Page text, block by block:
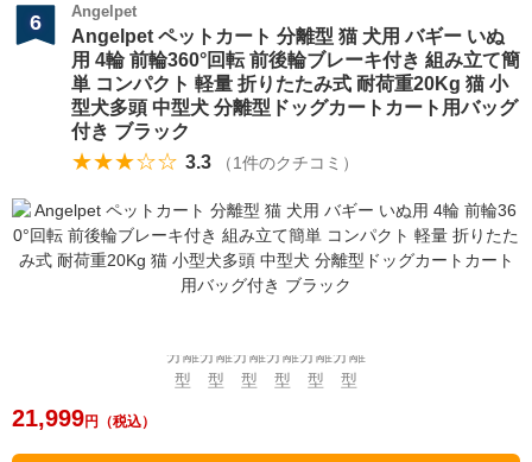
6 Angelpet
Angelpet ペットカート 分離型 猫 犬用 バギー いぬ
用 4輪 前輪360°回転 前後輪ブレーキ付き 組み立て簡
単 コンパクト 軽量 折りたたみ式 耐荷重20Kg 猫 小
型犬多頭 中型犬 分離型ドッグカートカート用バッグ
付き ブラック
★★★☆☆ 3.3 （1件のクチコミ）
21,999